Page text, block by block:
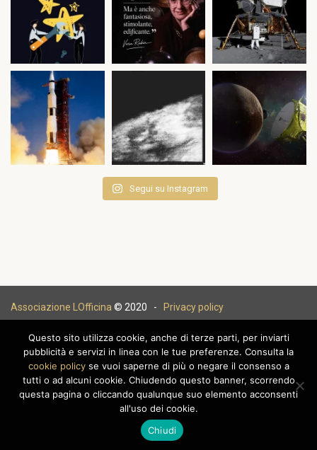
Segui su Instagram
Associazione LOfficina © 2020 - Privacy policy
Questo sito utilizza cookie, anche di terze parti, per inviarti
pubblicità e servizi in linea con le tue preferenze. Consulta la
cookie policyse vuoi saperne di più o negare il consenso a
tutti o ad alcuni cookie. Chiudendo questo banner, scorrendo
questa pagina o cliccando qualunque suo elemento acconsenti
all'uso dei cookie.
Chiudi